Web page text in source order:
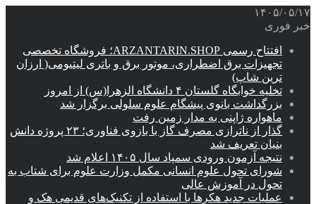
۱۴۰۵/۰۵/۱۷
خبر فوری
افتتاح رسمی ARZANTARIN.SHOP؛ فروشگاه تخصصی
تجهیزات برق اضطراری، موتور برق و باتری لیتیومی( ارزان
ترین شاپ)
تخلیه خوابگاه گلستان ۴ دانشگاه الزهرا(س) از امروز
بزرگداشت بانوی پیشگام علوم سلولی برگزار شد
ماهواره ژاپنی به مدار زمین رفت
گذار از ناترازی مصرف گاز با بازوی فناوری؛ ۲۳ پروژه دانش
بنیان تعریف شد
نتیجه آزمون ورودی سمپاد سال ۱۴۰۵ اعلام شد
شورای تحول علوم انسانی مکمل وزارت علوم برای شتاب به
تحول در آموزش عالی
عملیات جدید هکرها با استفاده از تکنیک‌های قدیمی هک و